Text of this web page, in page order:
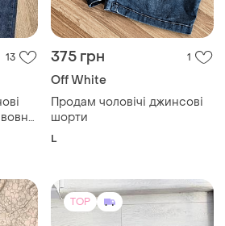
1 1399 грн 30
Armani EA7
Шорти джинсові armani ea7
S і ще 4
TOP